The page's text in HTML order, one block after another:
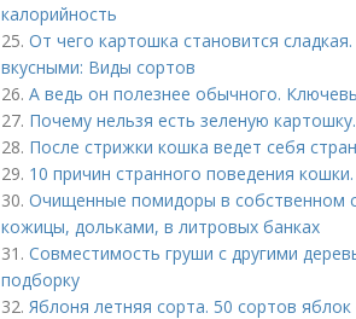
калорийность
25. От чего картошка становится
вкусными: Виды сортов
26. А ведь он полезнее обычного.
27. Почему нельзя есть зеленую
28. После стрижки кошка ведет себя
29. 10 причин странного поведения
30. Очищенные помидоры в собственном
кожицы, дольками, в литровых банках
31. Совместимость груши с другими
подборку
32. Яблоня летняя сорта. 50 сортов